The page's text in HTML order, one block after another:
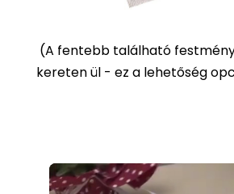
(A fentebb található
kereten ül - ez a lehetőség